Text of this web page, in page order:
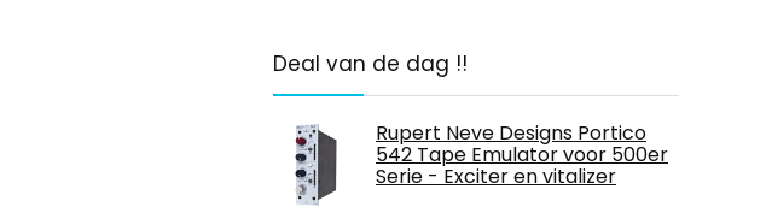
Deal van de dag !!
Rupert Neve Designs Portico
542 Tape Emulator voor 500er
Serie - Exciter en vitalizer